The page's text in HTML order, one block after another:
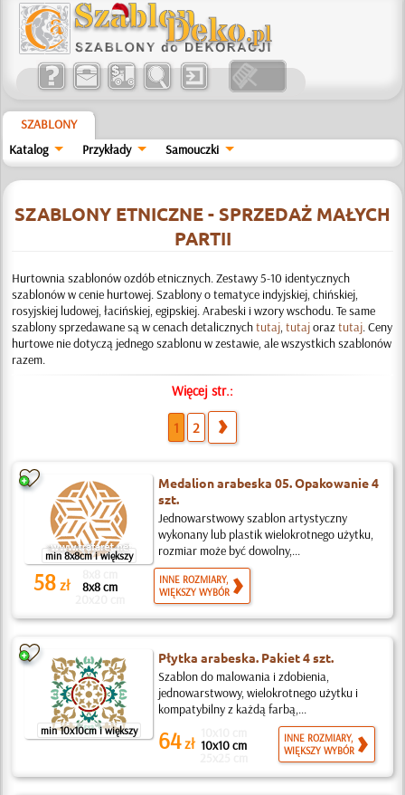
SZABLONY
Katalog
Przykłady Samouczki
SZABLONY ETNICZNE - SPRZEDAŻ MAŁYCH
PARTII
Hurtownia szablonów ozdób etnicznych. Zestawy 5-10 identycznych
szablonów w cenie hurtowej. Szablony o tematyce indyjskiej, chińskiej,
rosyjskiej ludowej, łacińskiej, egipskiej. Arabeski i wzory wschodu. Te same
szablony sprzedawane są w cenach detalicznychtutaj,tutajoraztutaj. Ceny
hurtowe nie dotyczą jednego szablonu w zestawie, ale wszystkich szablonów
razem.
Więcej str.:
1 2
min 8x8cm i większy
Medalion arabeska 05. Opakowanie 4
szt.
Jednowarstwowy szablon artystyczny
wykonany lub plastik wielokrotnego użytku,
rozmiar może być dowolny,...
58 zł 8x8 cm
INNE ROZMIARY,
WIĘKSZY WYBÓR
min 10x10cm i większy
Płytka arabeska. Pakiet 4 szt.
Szablon do malowania i zdobienia,
jednowarstwowy, wielokrotnego użytku i
kompatybilny z każdą farbą,...
64zł 10x10 cm
INNE ROZMIARY,
WIĘKSZY WYBÓR